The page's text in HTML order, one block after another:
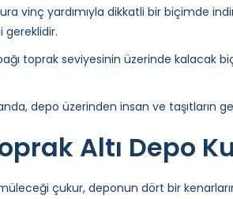
vinç yardımıyla dikkatli bir biçimde
gereklidir.
toprak seviyesinin üzerinde kalacak
depo üzerinden insan ve taşıtların
Altı Depo
çukur, deponun dört bir